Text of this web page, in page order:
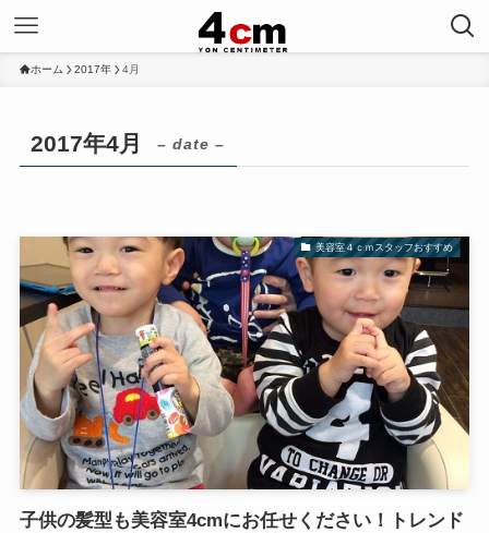
ホーム 2017年 4月
2017年4月 – date –
美容室４ｃｍスタッフおすすめ
子供の髪型も美容室4cmにお任せください！トレンド